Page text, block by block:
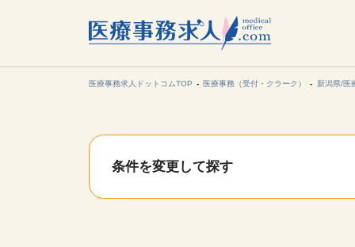
医療事務求人ドットコムTOP 医療事務（受付・クラーク） 新潟県/医
条件を変更して探す